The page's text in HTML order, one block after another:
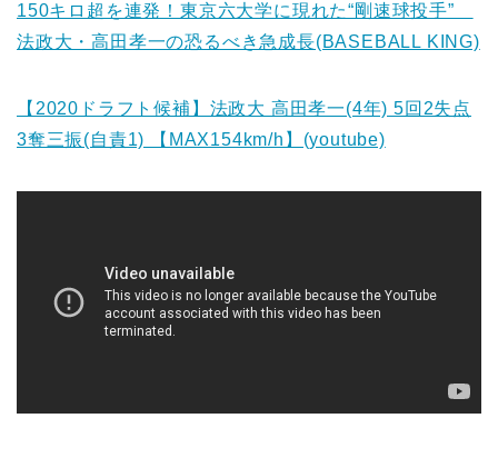
150キロ超を連発！東京六大学に現れた“剛速球投手”
法政大・高田孝一の恐るべき急成長(BASEBALL KING)
【2020ドラフト候補】法政大 高田孝一(4年) 5回2失点
3奪三振(自責1) 【MAX154km/h】(youtube)